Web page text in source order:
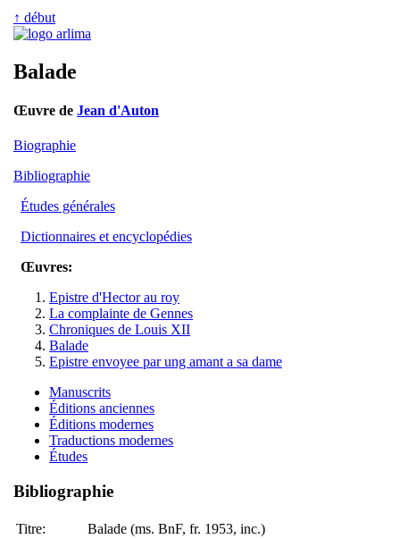
↑ début
Balade
Œuvre de Jean d'Auton
Biographie
Bibliographie
Études générales
Dictionnaires et encyclopédies
Œuvres:
Epistre d'Hector au roy
La complainte de Gennes
Chroniques de Louis XII
Balade
Epistre envoyee par ung amant a sa dame
Manuscrits
Éditions anciennes
Éditions modernes
Traductions modernes
Études
Bibliographie
Titre:
Balade (ms. BnF, fr. 1953, inc.)